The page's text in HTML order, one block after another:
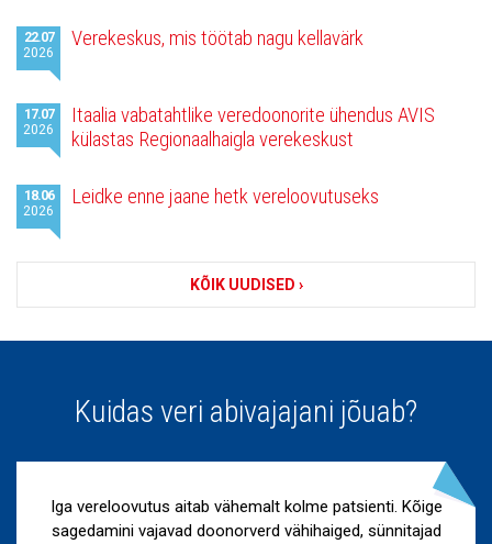
Viimased
uudised
22.07
2026
Verekeskus, mis töötab nagu kellavärk
17.07
2026
Itaalia vabatahtlike veredoonorite ühendus AVIS
külastas Regionaalhaigla verekeskust
18.06
2026
Leidke enne jaane hetk vereloovutuseks
KÕIK UUDISED ›
Kuidas veri abivajajani jõuab?
Iga vereloovutus aitab vähemalt kolme patsienti. Kõige
sagedamini vajavad doonorverd vähihaiged, sünnitajad